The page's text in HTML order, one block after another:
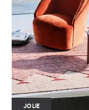
JOLIE